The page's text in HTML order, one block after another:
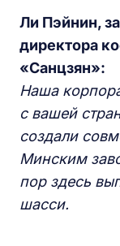
Ли Пэйнин,
директора
«Санцзян»:
Наша
с вашей
создали
Минским
пор здесь
шасси.